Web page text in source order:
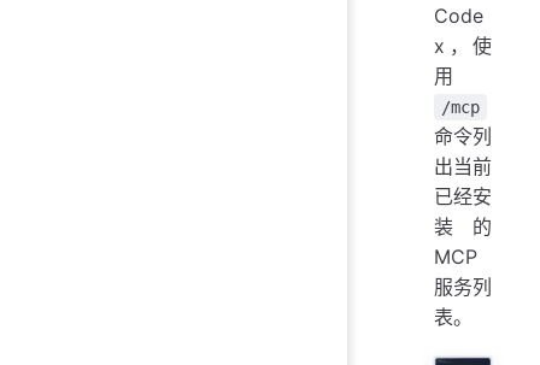
Code
x，使
用
/mcp
命令列
出当前
已经安
装的
MCP
服务列
表。